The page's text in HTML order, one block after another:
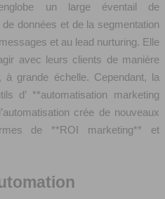
englobe un large éventail de
données et de la segmentation
et au lead nurturing. Elle
avec leurs clients de manière
grande échelle. Cependant, la
d’ **automatisation marketing
crée de nouveaux
de **ROI marketing** et